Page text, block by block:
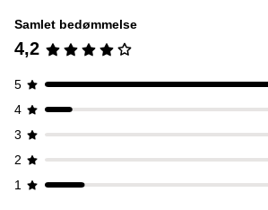
Underretninger og analyse
Underretninger om høj risiko
Analyse af besøgende Risikounderretninger
IP-adresse Land Automatisk omdirigering
Manuel omdirigering
Indstillinger for tilpasning til lokale forhold
Landevælger
Samlet bedømmelse
4,2
5
4
3
2
1